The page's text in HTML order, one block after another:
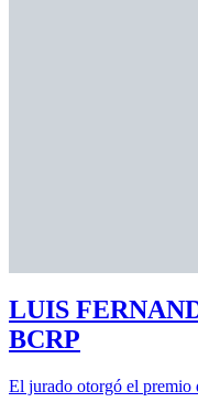
LUIS
BCRP
El jurado otorgó el premio